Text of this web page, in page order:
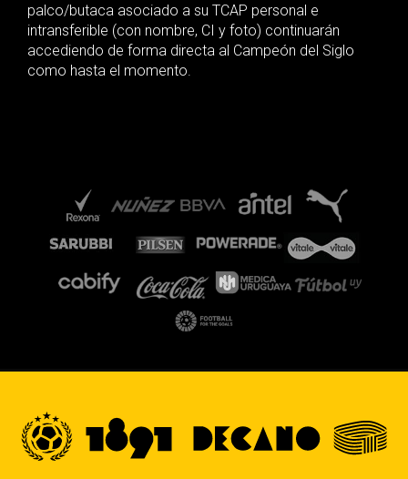
palco/butaca asociado a su TCAP personal e
intransferible (con nombre, CI y foto) continuarán
accediendo de forma directa al Campeón del Siglo
como hasta el momento.